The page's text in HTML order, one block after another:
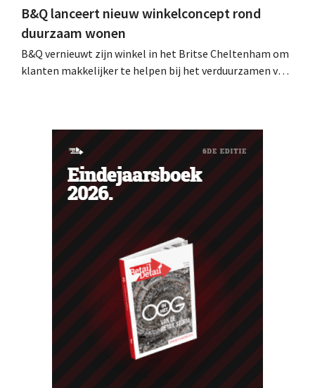
B&Q lanceert nieuw winkelconcept rond
duurzaam wonen
B&Q vernieuwt zijn winkel in het Britse Cheltenham om
klanten makkelijker te helpen bij het verduurzamen van